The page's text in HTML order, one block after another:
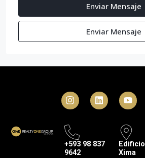
Enviar Mensaje
Enviar Mensaje
+593 98 837
9642
Edificio
Xima